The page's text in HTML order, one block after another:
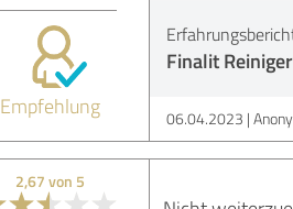
Empfehlung
Finalit Reiniger
06.04.2023
2,67 von 5